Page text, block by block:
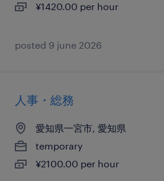
¥1420.00 per hour
posted 9 june 2026
人事・総務
愛知県一宮市, 愛知県
temporary
¥2100.00 per hour